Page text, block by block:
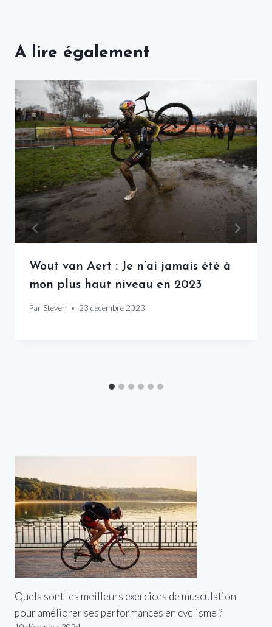
A lire également
Wout van Aert : Je n’ai jamais été à
mon plus haut niveau en 2023
Par Steven 23 décembre 2023
Quels sont les meilleurs exercices de musculation
pour améliorer ses performances en cyclisme ?